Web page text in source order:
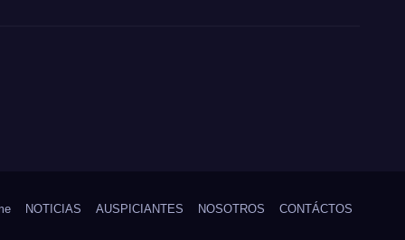
NOTICIAS AUSPICIANTES NOSOTROS CONTÁCTOS